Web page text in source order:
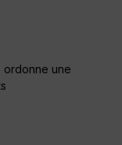
ordonne une